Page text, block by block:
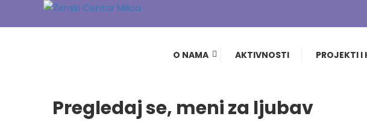
O NAMA AKTIVNOSTI PROJEKTI I
Pregledaj se, meni za ljubav